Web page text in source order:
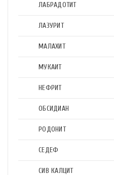
ЛАБРАДОТИТ
ЛАЗУРИТ
МАЛАХИТ
МУКАИТ
НЕФРИТ
ОБСИДИАН
РОДОНИТ
СЕДЕФ
СИВ КАЛЦИТ